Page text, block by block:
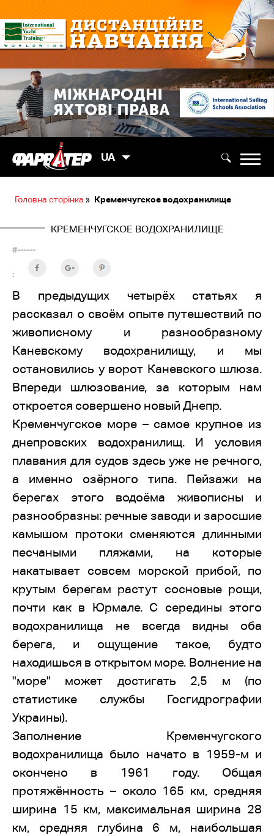
UA
Головна сторінка » Кременчугское водохранилище
КРЕМЕНЧУГСКОЕ ВОДОХРАНИЛИЩЕ
#------
:
В предыдущих четырёх статьях я
рассказал о своём опыте путешествий по
живописному и разнообразному
Каневскому водохранилищу, и мы
остановились у ворот Каневского шлюза.
Впереди шлюзование, за которым нам
откроется совершено новый Днепр.
Кременчугское море – самое крупное из
днепровских водохранилищ. И условия
плавания для судов здесь уже не речного,
а именно озёрного типа. Пейзажи на
берегах этого водоёма живописны и
разнообразны: речные заводи и заросшие
камышом протоки сменяются длинными
песчаными пляжами, на которые
накатывает совсем морской прибой, по
крутым берегам растут сосновые рощи,
почти как в Юрмале. С середины этого
водохранилища не всегда видны оба
берега, и ощущение такое, будто
находишься в открытом море. Волнение на
"море" может достигать 2,5 м (по
статистике службы Госгидрографии
Украины).
Заполнение Кременчугского
водохранилища было начато в 1959-м и
окончено в 1961 году. Общая
протяжённость – около 165 км, средняя
ширина 15 км, максимальная ширина 28
км, средняя глубина 6 м, наибольшая